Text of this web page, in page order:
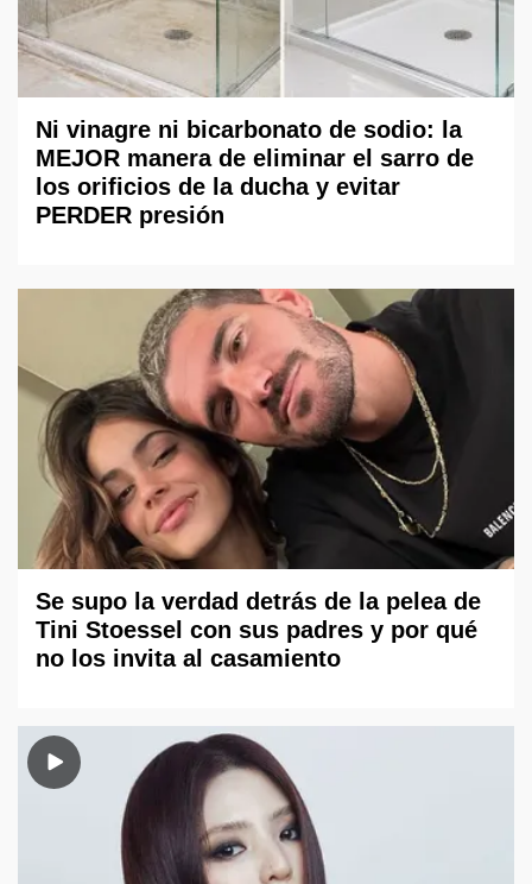
Ni vinagre ni bicarbonato de sodio: la
MEJOR manera de eliminar el sarro de
los orificios de la ducha y evitar
PERDER presión
Se supo la verdad detrás de la pelea de
Tini Stoessel con sus padres y por qué
no los invita al casamiento